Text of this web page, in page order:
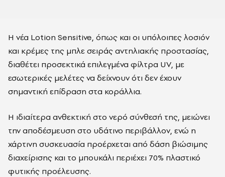
Η νέα Lotion Sensitive, όπως και οι υπόλοιπες λοσιόν
και κρέμες της μπλε σειράς αντηλιακής προστασίας,
διαθέτει προσεκτικά επιλεγμένα φίλτρα UV, με
εσωτερικές μελέτες να δείχνουν ότι δεν έχουν
σημαντική επίδραση στα κοράλλια.
Η ιδιαίτερα ανθεκτική στο νερό σύνθεσή της, μειώνει
την αποδέσμευση στο υδάτινο περιβάλλον, ενώ η
χάρτινη συσκευασία προέρχεται από δάση βιώσιμης
διαχείρισης και το μπουκάλι περιέχει 70% πλαστικό
φυτικής προέλευσης.